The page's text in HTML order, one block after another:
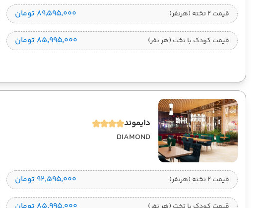
قیمت 2 تخته (هرنفر) ۸۹٬۵۹۵٬۰۰۰ تومان
قیمت کودک با تخت (هر نفر) ۸۵٬۹۹۵٬۰۰۰ تومان
دایموند
DIAMOND
قیمت 2 تخته (هرنفر) ۹۲٬۵۹۵٬۰۰۰ تومان